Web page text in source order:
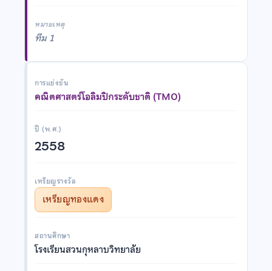
หมายเหตุ
ทีม 1
การแข่งขัน
คณิตศาสตร์โอลิมปิกระดับชาติ (TMO)
ปี (พ.ศ.)
2558
เหรียญรางวัล
เหรียญทองแดง
สถานศึกษา
โรงเรียนสวนกุหลาบวิทยาลัย